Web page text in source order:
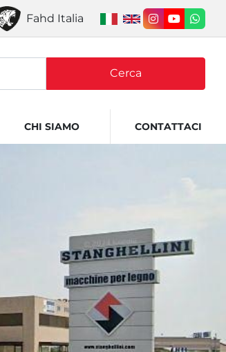
Fahd Italia
instagram
youtube
Cerca
CHI SIAMO CONTATTACI